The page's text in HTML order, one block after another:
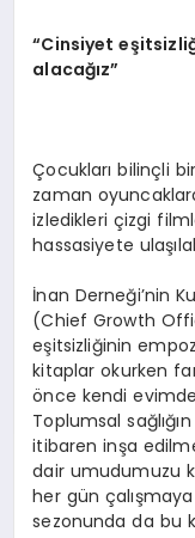
“Cinsiyet
alacağız”
Çocukları bilinçli
zaman
izledikleri çizgi
hassasiyete
İnan Derneği’nin
(Chief Growth
eşitsizliğinin
kitaplar okurken
önce kendi
Toplumsal
itibaren inşa
dair umudumuzu
her gün
sezonunda da bu